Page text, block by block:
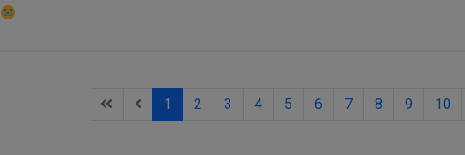
1
2 3 4 5 6 7 8 9 10